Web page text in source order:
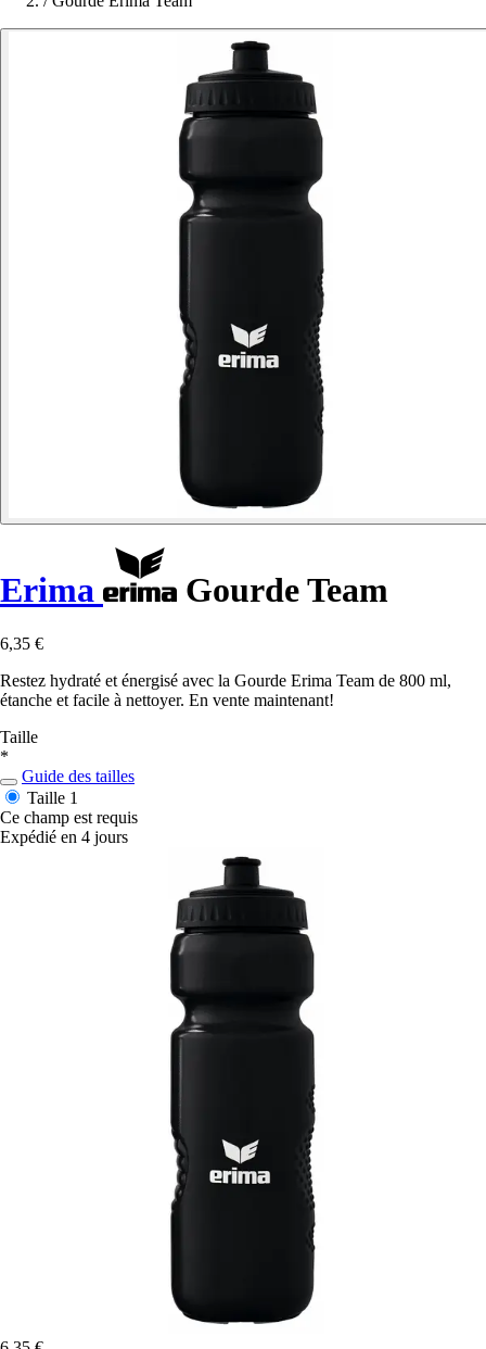
Erima Gourde Team
6,35 €
Restez hydraté et énergisé avec la Gourde Erima Team de 800 ml,
étanche et facile à nettoyer. En vente maintenant!
Taille
*
Guide des tailles
Taille 1
Ce champ est requis
Expédié en 4 jours